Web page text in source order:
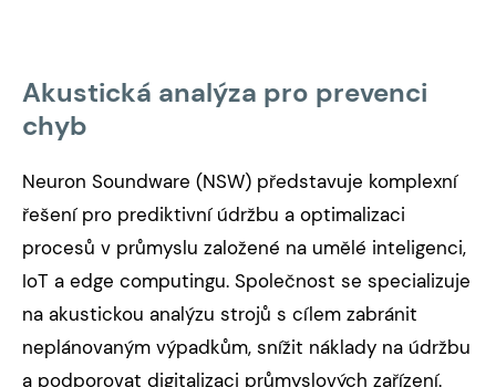
Akustická analýza pro prevenci
chyb
Neuron Soundware (NSW) představuje komplexní
řešení pro prediktivní údržbu a optimalizaci
procesů v průmyslu založené na umělé inteligenci,
IoT a edge computingu. Společnost se specializuje
na akustickou analýzu strojů s cílem zabránit
neplánovaným výpadkům, snížit náklady na údržbu
a podporovat digitalizaci průmyslových zařízení.